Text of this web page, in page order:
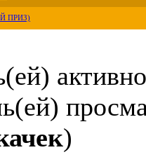
ПРИЗ)
активно
)